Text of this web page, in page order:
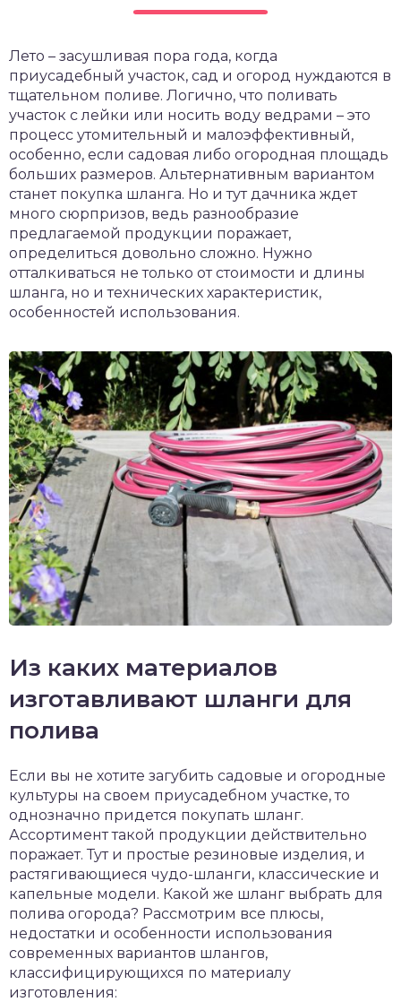
Лето – засушливая пора года, когда
приусадебный участок, сад и огород нуждаются в
тщательном поливе. Логично, что поливать
участок с лейки или носить воду ведрами – это
процесс утомительный и малоэффективный,
особенно, если садовая либо огородная площадь
больших размеров. Альтернативным вариантом
станет покупка шланга. Но и тут дачника ждет
много сюрпризов, ведь разнообразие
предлагаемой продукции поражает,
определиться довольно сложно. Нужно
отталкиваться не только от стоимости и длины
шланга, но и технических характеристик,
особенностей использования.
Из каких материалов
изготавливают шланги для
полива
Если вы не хотите загубить садовые и огородные
культуры на своем приусадебном участке, то
однозначно придется покупать шланг.
Ассортимент такой продукции действительно
поражает. Тут и простые резиновые изделия, и
растягивающиеся чудо-шланги, классические и
капельные модели. Какой же шланг выбрать для
полива огорода? Рассмотрим все плюсы,
недостатки и особенности использования
современных вариантов шлангов,
классифицирующихся по материалу
изготовления:
крыши и кровли
и уход